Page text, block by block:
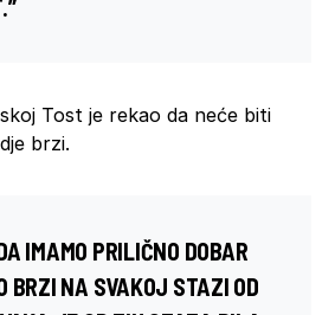
Tost je rekao da neće biti
brzi.
IMAMO PRILIČNO DOBAR
BRZI NA SVAKOJ STAZI OD